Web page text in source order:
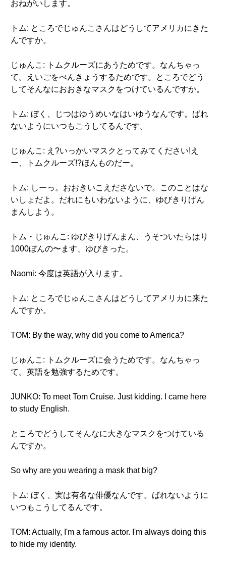
おねがいします。
トム: ところでじゅんこさんはどうしてアメリカにきた
んですか。
じゅんこ: トムクルーズにあうためです。なんちゃっ
て。えいごをべんきょうするためです。ところでどう
してそんなにおおきなマスクをつけているんですか。
トム: ぼく、じつはゆうめいなはいゆうなんです。ばれ
ないようにいつもこうしてるんです。
じゅんこ: え?いっかいマスクとってみてください!え
ー、トムクルーズ!?ほんものだー。
トム: しーっ。おおきいこえださないで。このことはな
いしょだよ。だれにもいわないように、ゆびきりげん
まんしよう。
トム・じゅんこ: ゆびきりげんまん、うそついたらはり
1000ぼんの〜ます、ゆびきった。
Naomi: 今度は英語が入ります。
トム: ところでじゅんこさんはどうしてアメリカに来た
んですか。
TOM: By the way, why did you come to America?
じゅんこ: トムクルーズに会うためです。なんちゃっ
て。英語を勉強するためです。
JUNKO: To meet Tom Cruise. Just kidding. I came here
to study English.
ところでどうしてそんなに大きなマスクをつけている
んですか。
So why are you wearing a mask that big?
トム: ぼく、実は有名な俳優なんです。ばれないように
いつもこうしてるんです。
TOM: Actually, I'm a famous actor. I'm always doing this
to hide my identity.